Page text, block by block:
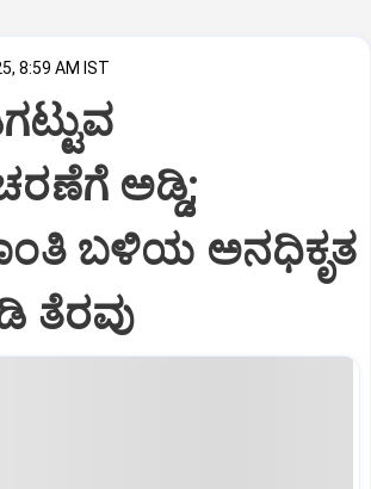
8:59 AM IST
ಅಡ್ಡಿ;
ಬಳಿಯ ಅನಧಿಕೃತ
ತೆರವು